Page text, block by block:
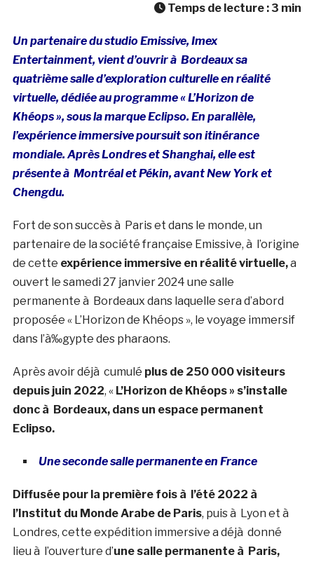
Temps de lecture : 3 min
Un partenaire du studio Emissive, Imex
Entertainment, vient d’ouvrir à Bordeaux sa
quatrième salle d’exploration culturelle en réalité
virtuelle, dédiée au programme « L’Horizon de
Khéops », sous la marque Eclipso. En parallèle,
l’expérience immersive poursuit son itinérance
mondiale. Après Londres et Shanghai, elle est
présente à Montréal et Pékin, avant New York et
Chengdu.
Fort de son succès à Paris et dans le monde, un
partenaire de la société française Emissive, à l’origine
de cette expérience immersive en réalité virtuelle,a
ouvert le samedi 27 janvier 2024 une salle
permanente à Bordeaux dans laquelle sera d’abord
proposée « L’Horizon de Khéops », le voyage immersif
dans l’à‰gypte des pharaons.
Après avoir déjà cumulé plus de 250 000 visiteurs
depuis juin 2022, « L’Horizon de Khéops » s’installe
donc à Bordeaux, dans un espace permanent
Eclipso.
Une seconde salle permanente en France
Diffusée pour la première fois à l’été 2022 à
l’Institut du Monde Arabe de Paris, puis à Lyon et à
Londres, cette expédition immersive a déjà donné
lieu à l’ouverture d’une salle permanente à Paris,